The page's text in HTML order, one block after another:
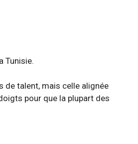
Tunisie.
de talent, mais celle alignée
pour que la plupart des